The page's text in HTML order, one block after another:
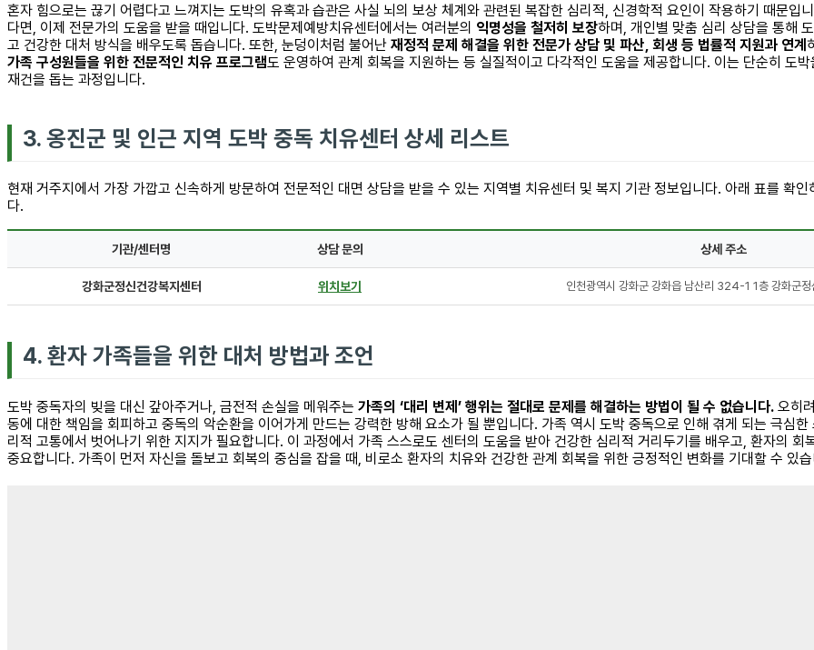
혼자 힘으로는 끊기 어렵다고 느껴지는 도박의 유혹과 습관은 사실 뇌의 보상 체계와 관련된 복잡한 심리적, 신경학적 요인이 작용하기 때문입
다면, 이제 전문가의 도움을 받을 때입니다. 도박문제예방치유센터에서는 여러분의 익명성을 철저히 보장하며, 개인별 맞춤 심리 상담을 통해
고 건강한 대처 방식을 배우도록 돕습니다. 또한, 눈덩이처럼 불어난 재정적 문제 해결을 위한 전문가 상담 및 파산, 회생 등 법률적 지원과 연계
가족 구성원들을 위한 전문적인 치유 프로그램도 운영하여 관계 회복을 지원하는 등 실질적이고 다각적인 도움을 제공합니다. 이는 단순히 도
재건을 돕는 과정입니다.
3. 옹진군 및 인근 지역 도박 중독 치유센터 상세 리스트
현재 거주지에서 가장 가깝고 신속하게 방문하여 전문적인 대면 상담을 받을 수 있는 지역별 치유센터 및 복지 기관 정보입니다. 아래 표를 확
다.
기관/센터명 상담 문의 상세 주소
강화군정신건강복지센터 위치보기 인천광역시 강화군 강화읍 남산리 324-1 1층 강화군정
4. 환자 가족들을 위한 대처 방법과 조언
도박 중독자의 빚을 대신 갚아주거나, 금전적 손실을 메워주는 가족의 ‘대리 변제’ 행위는 절대로 문제를 해결하는 방법이 될 수 없습니다. 오히
동에 대한 책임을 회피하고 중독의 악순환을 이어가게 만드는 강력한 방해 요소가 될 뿐입니다. 가족 역시 도박 중독으로 인해 겪게 되는 극심
리적 고통에서 벗어나기 위한 지지가 필요합니다. 이 과정에서 가족 스스로도 센터의 도움을 받아 건강한 심리적 거리두기를 배우고, 환자의 회
중요합니다. 가족이 먼저 자신을 돌보고 회복의 중심을 잡을 때, 비로소 환자의 치유와 건강한 관계 회복을 위한 긍정적인 변화를 기대할 수 있